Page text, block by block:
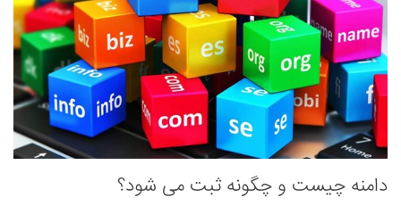
دامنه چیست و چگونه ثبت می شود؟